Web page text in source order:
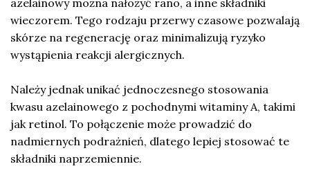
wieczorem. Tego rodzaju przerwy czasowe pozwalają
skórze na regenerację oraz minimalizują ryzyko
wystąpienia reakcji alergicznych.
Należy jednak unikać jednoczesnego stosowania
kwasu azelainowego z pochodnymi witaminy A, takimi
jak retinol. To połączenie może prowadzić do
nadmiernych podrażnień, dlatego lepiej stosować te
składniki naprzemiennie.